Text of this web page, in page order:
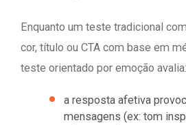
Enquanto um teste tradicional
cor, título ou CTA com base em
teste orientado por emoção avalia:
a resposta afetiva
mensagens (ex: tom